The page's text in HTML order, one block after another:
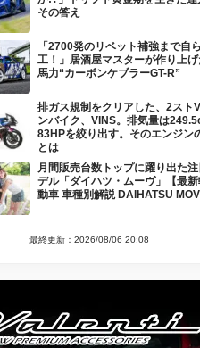
その答え
「2700発のリベット補強まで自
工！」居酒屋マスターが作り上
馬力“カーボンケブラーGT-R”
排ガス規制をクリアした、2スト
ンバイク、VINS。排気量は
83HPを絞り出す。そのエンジン
とは
月間販売台数トップに躍り出た
デル「ダイハツ・ムーヴ」【最新
動車 車種別解説 DAIHATSU
最終更新：2026/08/06 20:08